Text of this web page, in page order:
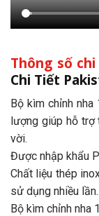
Thông số
Chi Tiết
Bộ kìm chỉnh
lượng giúp hỗ
vời.
Được nhập khẩu
Chất liệu thép
sử dụng nhiều lần.
Bộ kìm chỉnh nha